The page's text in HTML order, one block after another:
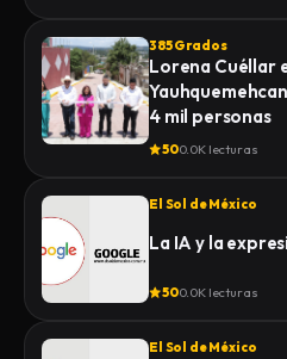
385 Grados
Lorena Cuéllar
4 mil personas
500.0K lecturas
El Sol de México
La IA y la
500.0K lecturas
El Sol de México